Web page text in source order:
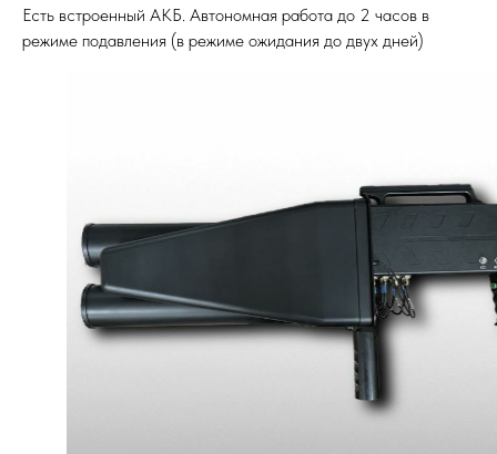
Есть встроенный АКБ. Автономная работа до 2 часов в
режиме подавления (в режиме ожидания до двух дней)